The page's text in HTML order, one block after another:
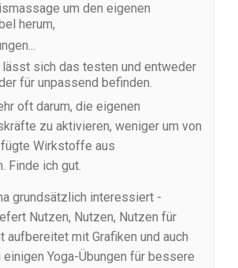
um den eigenen
herum,
lässt sich das testen und entweder
für unpassend befinden.
oft darum, die eigenen
zu aktivieren, weniger um von
Wirkstoffe aus
Finde ich gut.
grundsätzlich interessiert -
Nutzen, Nutzen, Nutzen für
aufbereitet mit Grafiken und auch
einigen Yoga-Übungen für bessere